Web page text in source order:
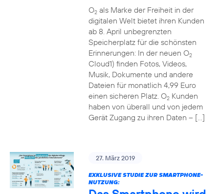
O2als Marke der Freiheit in der
digitalen Welt bietet ihren Kunden
ab 8. April unbegrenzten
Speicherplatz für die schönsten
Erinnerungen: In der neuen O2
Cloud1) finden Fotos, Videos,
Musik, Dokumente und andere
Dateien für monatlich 4,99 Euro
einen sicheren Platz. O2Kunden
haben von überall und von jedem
Gerät Zugang zu ihren Daten – […]
27. März 2019
EXKLUSIVE STUDIE ZUR SMARTPHONE-
NUTZUNG: